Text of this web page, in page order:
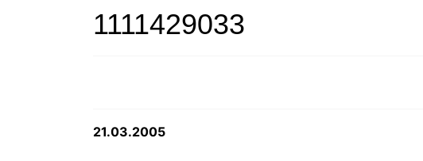
1111429033
21.03.2005